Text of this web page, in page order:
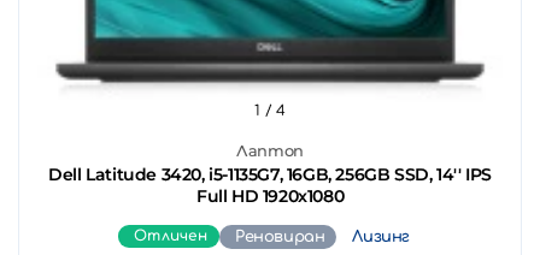
Лаптоп
Dell Latitude 3420, i5-1135G7, 16GB, 256GB SSD, 14'' IPS
Full HD 1920x1080
1 / 4
Отличен Реновиран Лизинг